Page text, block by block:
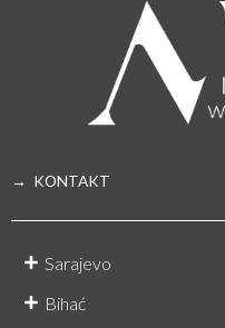
→ KONTAKT
Sarajevo
Bihać